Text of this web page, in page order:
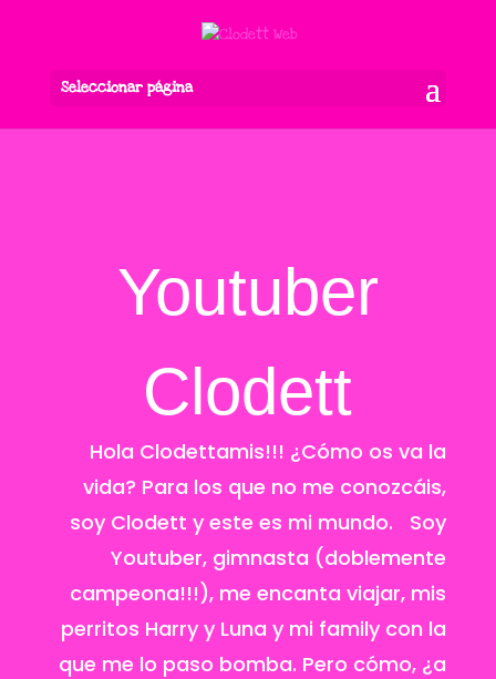
Seleccionar página
Youtuber
Clodett
Hola Clodettamis!!! ¿Cómo os va la
vida? Para los que no me conozcáis,
soy Clodett y este es mi mundo. Soy
Youtuber, gimnasta (doblemente
campeona!!!), me encanta viajar, mis
perritos Harry y Luna y mi family con la
que me lo paso bomba. Pero cómo, ¿a